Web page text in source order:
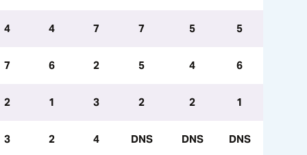
4 4 7 7 5 5
7 6 2 5 4 6
2 1 3 2 2 1
3 2 4 DNS DNS DNS